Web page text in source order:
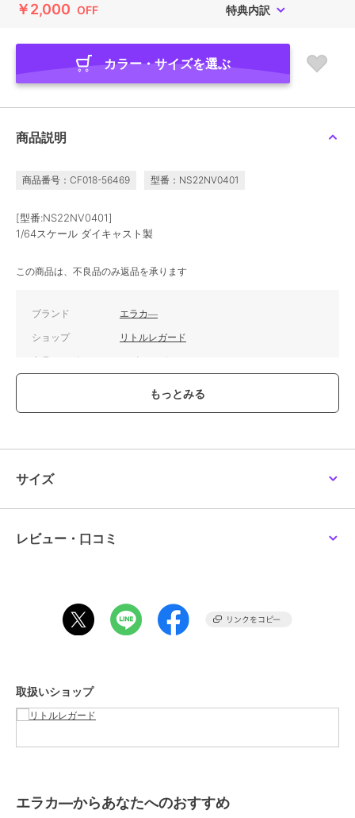
￥2,000 OFF 特典内訳
カラー・サイズを選ぶ
商品説明
商品番号：CF018-56469 型番：NS22NV0401
[型番:NS22NV0401]
1/64スケール ダイキャスト製
この商品は、不良品のみ返品を承ります
ブランド エラカ―
ショップ リトルレガード
商品カテゴリ ホビー・ゲーム
デルカー
素材
ダイキャスト製
サイズ
レビュー・口コミ
取扱いショップ
エラカ―からあなたへのおすすめ